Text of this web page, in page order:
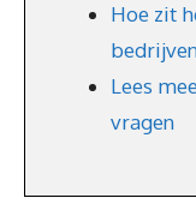
Hoe zit
Lees
vragen